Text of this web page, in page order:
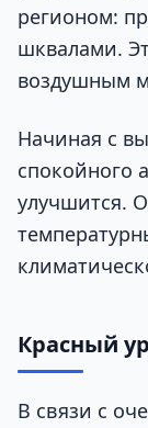
регионом:
шквалами.
воздушным
Начиная с
спокойного
улучшится.
Красный
В связи с